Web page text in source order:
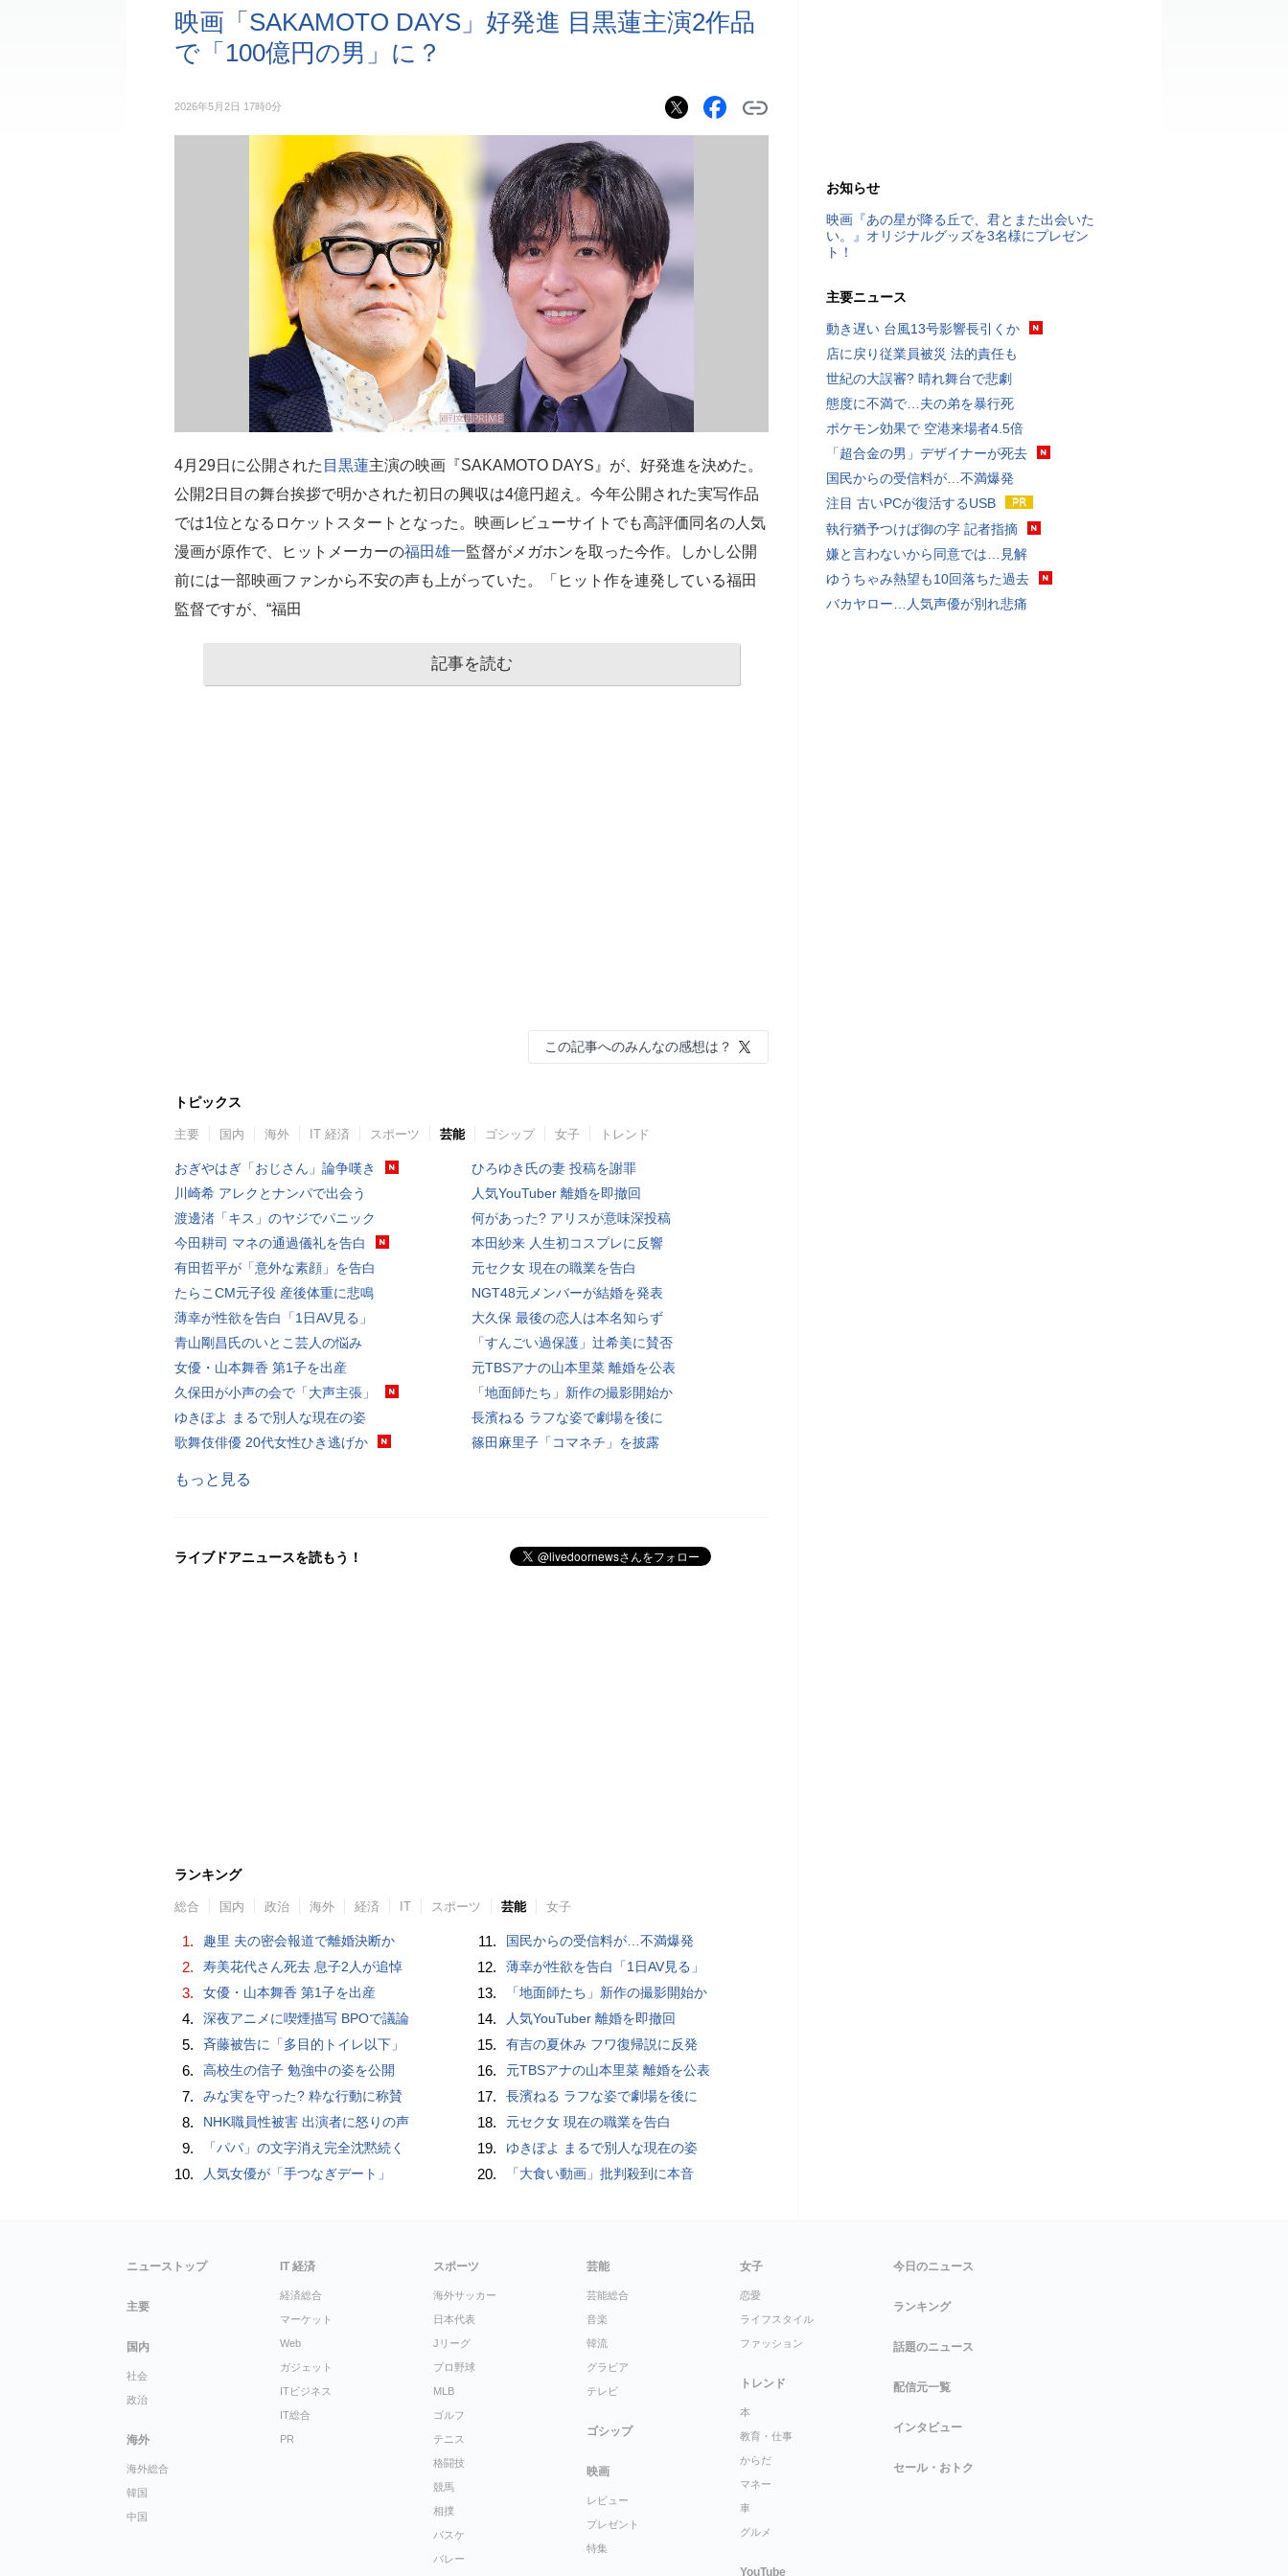
映画「SAKAMOTO DAYS」好発進 目黒蓮主演2作品
で「100億円の男」に？
2026年5月2日 17時0分
4月29日に公開された 目黒蓮主演の映画『SAKAMOTO DAYS』が、好発進を決めた。
公開2日目の舞台挨拶で明かされた初日の興収は4億円超え。今年公開された実写作品
では1位となるロケットスタートとなった。映画レビューサイトでも高評価同名の人気
漫画が原作で、ヒットメーカーの福田雄一監督がメガホンを取った今作。しかし公開
前には一部映画ファンから不安の声も上がっていた。「ヒット作を連発している福田
監督ですが、“福田
記事を読む
この記事へのみんなの感想は？
トピックス
主要 国内 海外 IT 経済 スポーツ 芸能 ゴシップ 女子 トレンド
おぎやはぎ「おじさん」論争嘆き
川崎希 アレクとナンパで出会う
渡邊渚「キス」のヤジでパニック
今田耕司 マネの通過儀礼を告白
有田哲平が「意外な素顔」を告白
たらこCM元子役 産後体重に悲鳴
薄幸が性欲を告白「1日AV見る」
青山剛昌氏のいとこ芸人の悩み
女優・山本舞香 第1子を出産
久保田が小声の会で「大声主張」
ゆきぽよ まるで別人な現在の姿
歌舞伎俳優 20代女性ひき逃げか
ひろゆき氏の妻 投稿を謝罪
人気YouTuber 離婚を即撤回
何があった? アリスが意味深投稿
本田紗来 人生初コスプレに反響
元セク女 現在の職業を告白
NGT48元メンバーが結婚を発表
大久保 最後の恋人は本名知らず
「すんごい過保護」辻希美に賛否
元TBSアナの山本里菜 離婚を公表
「地面師たち」新作の撮影開始か
長濱ねる ラフな姿で劇場を後に
篠田麻里子「コマネチ」を披露
もっと見る
ライブドアニュースを読もう！
ランキング
総合 国内 政治 海外 経済 IT スポーツ 芸能 女子
1. 趣里 夫の密会報道で離婚決断か
2. 寿美花代さん死去 息子2人が追悼
3. 女優・山本舞香 第1子を出産
4. 深夜アニメに喫煙描写 BPOで議論
5. 斉藤被告に「多目的トイレ以下」
6. 高校生の信子 勉強中の姿を公開
7. みな実を守った? 粋な行動に称賛
8. NHK職員性被害 出演者に怒りの声
9. 「パパ」の文字消え完全沈黙続く
10. 人気女優が「手つなぎデート」
11. 国民からの受信料が…不満爆発
12. 薄幸が性欲を告白「1日AV見る」
13. 「地面師たち」新作の撮影開始か
14. 人気YouTuber 離婚を即撤回
15. 有吉の夏休み フワ復帰説に反発
16. 元TBSアナの山本里菜 離婚を公表
17. 長濱ねる ラフな姿で劇場を後に
18. 元セク女 現在の職業を告白
19. ゆきぽよ まるで別人な現在の姿
20. 「大食い動画」批判殺到に本音
お知らせ
映画『あの星が降る丘で、君とまた出会いた
い。』オリジナルグッズを3名様にプレゼン
ト！
主要ニュース
動き遅い 台風13号影響長引くか
店に戻り従業員被災 法的責任も
世紀の大誤審? 晴れ舞台で悲劇
態度に不満で…夫の弟を暴行死
ポケモン効果で 空港来場者4.5倍
「超合金の男」デザイナーが死去
国民からの受信料が…不満爆発
注目 古いPCが復活するUSB
執行猶予つけば御の字 記者指摘
嫌と言わないから同意では…見解
ゆうちゃみ熱望も10回落ちた過去
バカヤロー…人気声優が別れ悲痛
ニューストップ
主要
国内
社会
政治
海外
海外総合
韓国
中国
IT 経済
経済総合
マーケット
Web
ガジェット
ITビジネス
IT総合
PR
スポーツ
海外サッカー
日本代表
Jリーグ
プロ野球
MLB
ゴルフ
テニス
格闘技
競馬
相撲
バスケ
バレー
芸能
芸能総合
音楽
韓流
グラビア
テレビ
ゴシップ
映画
レビュー
プレゼント
特集
女子
恋愛
ライフスタイル
ファッション
トレンド
本
教育・仕事
からだ
マネー
車
グルメ
YouTube
今日のニュース
ランキング
話題のニュース
配信元一覧
インタビュー
セール・おトク